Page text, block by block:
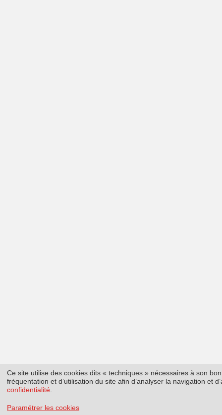
Ce site utilise des cookies dits « techniques » nécessaires à son
fréquentation et d’utilisation du site afin d’analyser la navigation et
confidentialité
Paramétrer les cookies